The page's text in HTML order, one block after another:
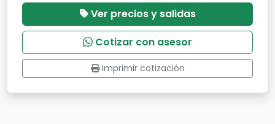
Ver precios y salidas
Cotizar con asesor
Imprimir cotización